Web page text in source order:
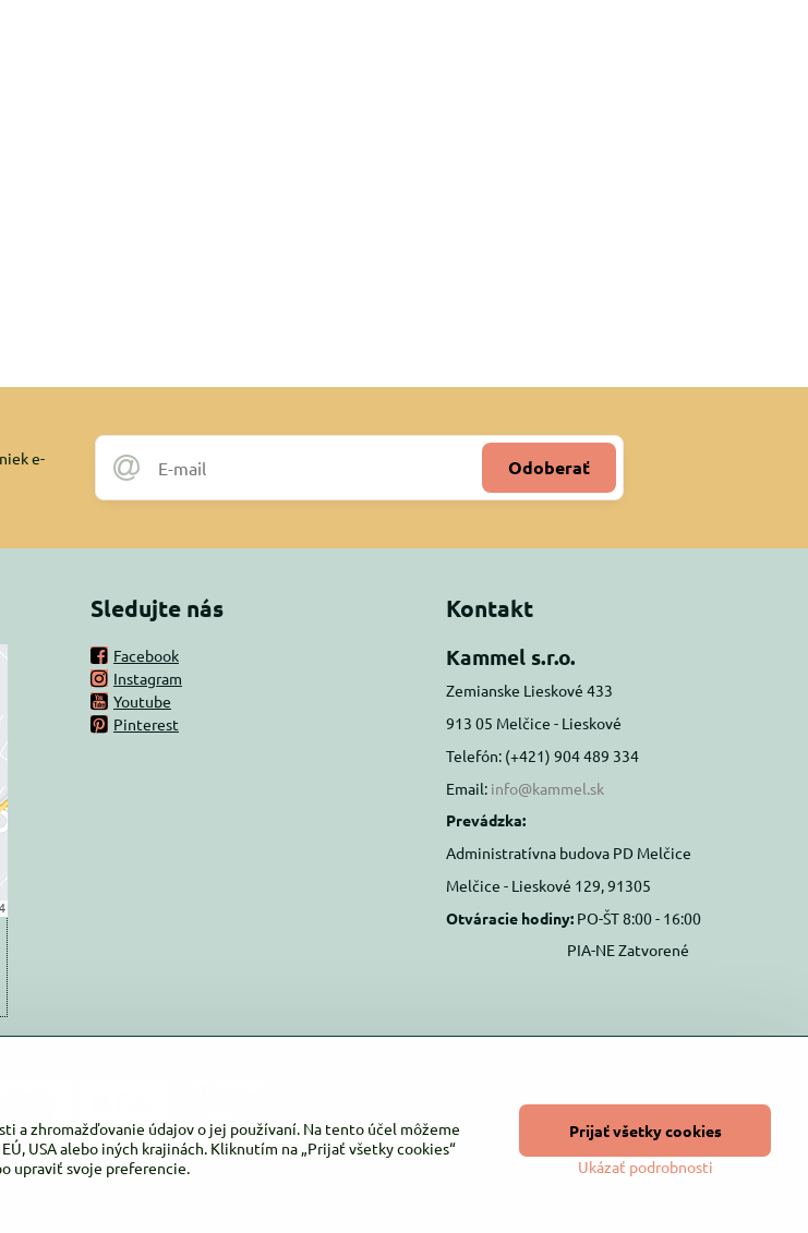
Odoberať
e-
Sledujte nás
Facebook
Instagram
Youtube
Pinterest
Kontakt
Kammel s.r.o.
Zemianske Lieskové 433
913 05 Melčice - Lieskové
Telefón: (+421) 904 489 334
Email: info@kammel.sk
Prevádzka:
Administratívna budova PD Melčice
Melčice - Lieskové 129, 91305
Otváracie hodiny: PO-ŠT 8:00 - 16:00
PIA-NE Zatvorené
a zhromažďovanie údajov o jej používaní. Na tento účel môžeme
USA alebo iných krajinách. Kliknutím na „Prijať všetky cookies“
upraviť svoje preferencie.
Ukázať podrobnosti
Prijať všetky cookies